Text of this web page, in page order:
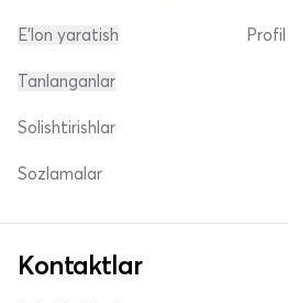
E'lon yaratish Profil
Tanlanganlar
Solishtirishlar
Sozlamalar
Kontaktlar